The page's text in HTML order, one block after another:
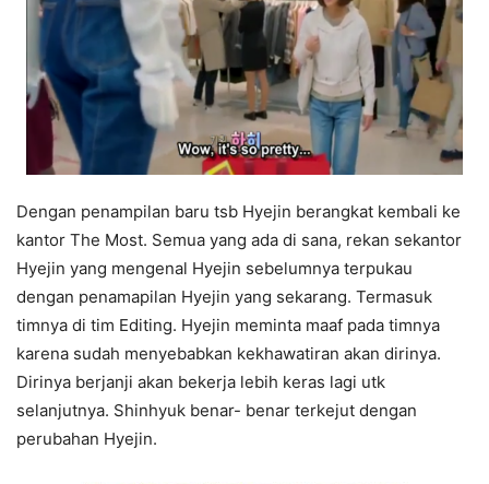
Dengan penampilan baru tsb Hyejin berangkat kembali ke
kantor The Most. Semua yang ada di sana, rekan sekantor
Hyejin yang mengenal Hyejin sebelumnya terpukau
dengan penamapilan Hyejin yang sekarang. Termasuk
timnya di tim Editing. Hyejin meminta maaf pada timnya
karena sudah menyebabkan kekhawatiran akan dirinya.
Dirinya berjanji akan bekerja lebih keras lagi utk
selanjutnya. Shinhyuk benar- benar terkejut dengan
perubahan Hyejin.